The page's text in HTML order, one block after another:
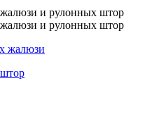
и рулонных штор
и рулонных штор
жалюзи